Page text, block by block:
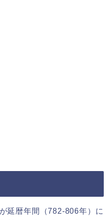
延暦年間（782-806年）に